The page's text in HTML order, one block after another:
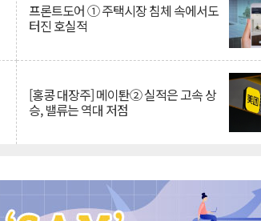
프론트도어 ① 주택시장 침체 속에서도
터진 호실적
[홍콩 대장주] 메이퇀② 실적은 고속 상
승, 밸류는 역대 저점